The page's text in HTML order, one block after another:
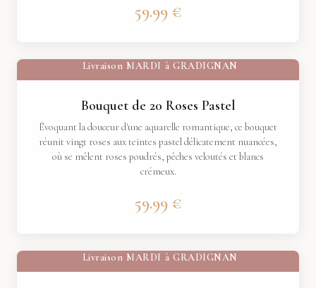
59.99 €
Livraison MARDI à GRADIGNAN
Bouquet de 20 Roses Pastel
Évoquant la douceur d'une aquarelle romantique, ce bouquet
réunit vingt roses aux teintes pastel délicatement nuancées,
où se mêlent roses poudrés, pêches veloutés et blancs
crémeux.
59.99 €
Livraison MARDI à GRADIGNAN